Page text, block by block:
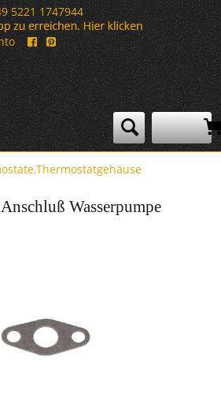
5221 1747944
Wasserpumpe